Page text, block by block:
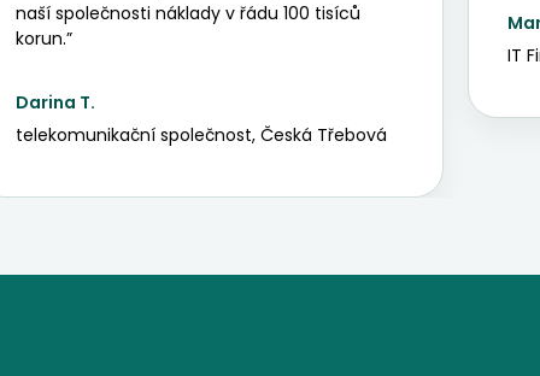
naší společnosti náklady v řádu 100 tisíců
korun.”
Darina T.
telekomunikační společnost, Česká Třebová
IT